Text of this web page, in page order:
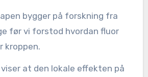
bygger på forskning fra
før vi forstod hvordan fluor
kroppen.
at den lokale effekten på